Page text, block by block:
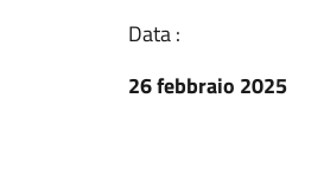
Data :
26 febbraio 2025